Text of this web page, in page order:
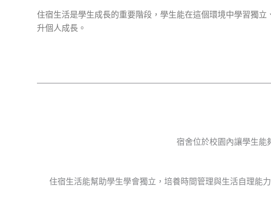
住宿生活是學生成長的重要階段，學生能在這個環境中學習獨
升個人成長。
宿舍位於校園內讓學生能
住宿生活能幫助學生學會獨立，培養時間管理與生活自理能